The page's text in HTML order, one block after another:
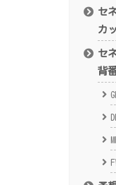
セ
カ
セ
背